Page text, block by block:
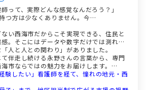
師って、実際どんな感覚なんだろう？」
つ方は少なくありません。今…
い西海市だからこそ実現できる、住民と
。そこにはデータや数字だけでは測れな
人と人との関わり」がありました。
伴走し続ける永野さんの言葉から、専門
市ならではの魅力をお届けします。
験したい」看護師を経て、憧れの地元・西